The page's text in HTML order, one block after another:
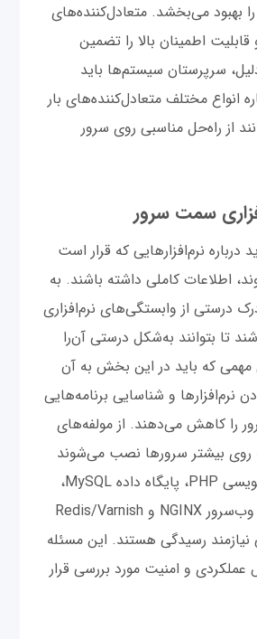
را بهبود می‌بخشد. متعادل‌کننده‌های
اطمینان بالا را تضمین
سرپرستان سیستم‌ها باید
انواع مختلف متعادل‌کننده‌های بار
از راه‌حل مناسبی روی سرور
سمت سرور
درباره نرم‌افزار‌هایی که قرار است
اطلاعات کاملی داشته باشند. به
درستی از وابستگی‌های نرم‌افزاری
تا بتوانند به‌شکل درستی آن‌را
که باید در این بخش به آن
نرم‌افزارها و شناسایی برنامه‌هایی
را کاهش می‌دهند. از مولفه‌های
روی بیشتر سرورها نصب می‌شوند
باید به زبان برنامه‌نویسی PHP، پایگاه داده MySQL،
سیستم‌عامل سرور، وب‌سرور NGINX و Redis/Varnish
رسیدگی هستند. این مسئله
و امنیت مورد بررسی قرار